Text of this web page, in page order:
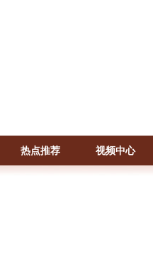
热点推荐 视频中心